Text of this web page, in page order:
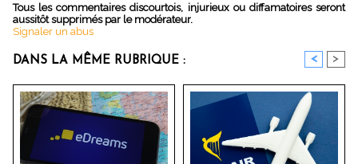
Tous les commentaires discourtois, injurieux ou diffamatoires seront
aussitôt supprimés par le modérateur.
Signaler un abus
DANS LA MÊME RUBRIQUE : < >